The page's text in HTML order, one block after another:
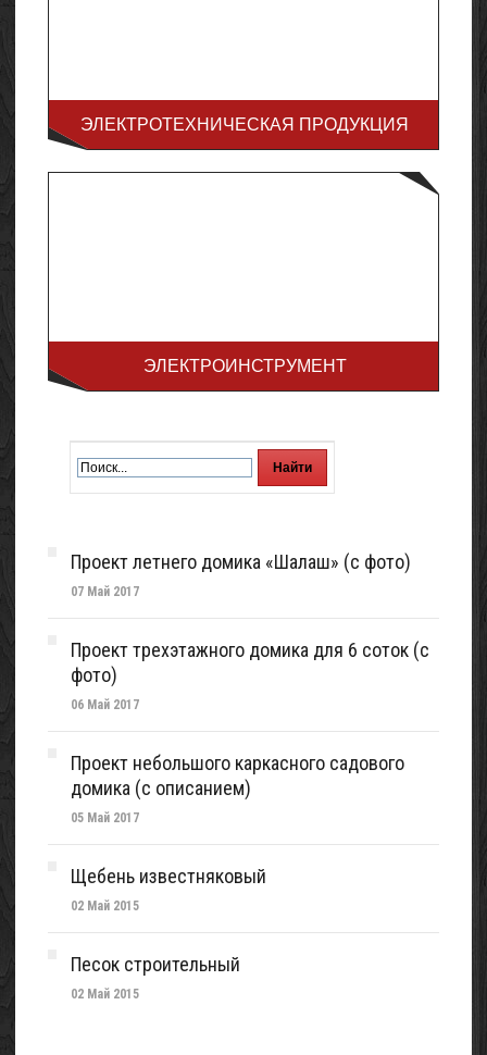
ЭЛЕКТРОТЕХНИЧЕСКАЯ ПРОДУКЦИЯ
ЭЛЕКТРОИНСТРУМЕНТ
Проект летнего домика «Шалаш» (с фото)
07 Май 2017
Проект трехэтажного домика для 6 соток (с
фото)
06 Май 2017
Проект небольшого каркасного садового
домика (с описанием)
05 Май 2017
Щебень известняковый
02 Май 2015
Песок строительный
02 Май 2015